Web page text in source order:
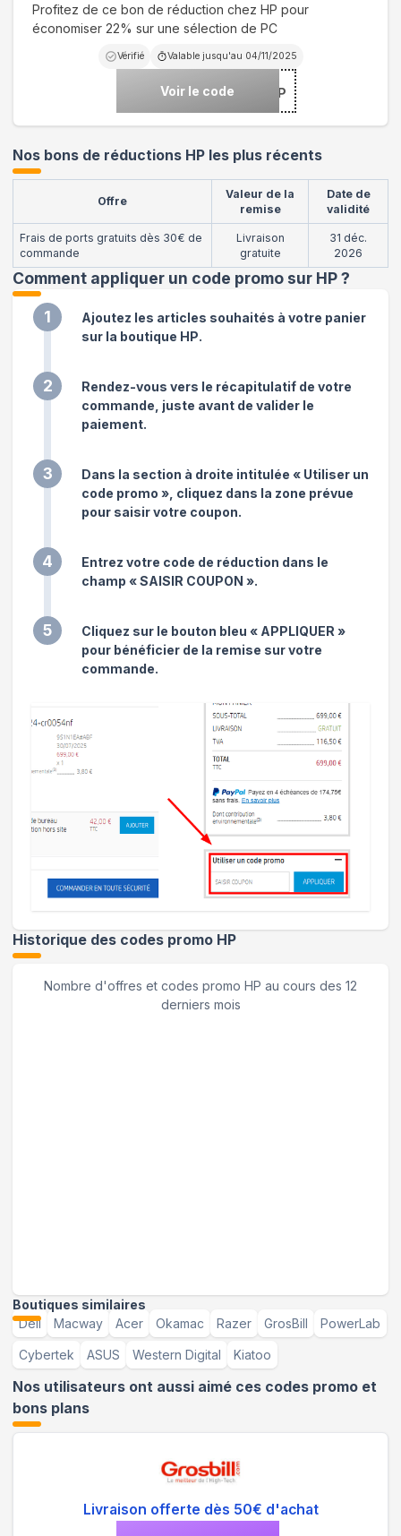
Profitez de ce bon de réduction chez HP pour
économiser 22% sur une sélection de PC
Vérifié Valable jusqu'au 04/11/2025
Voir le code***25HP
Nos bons de réductions HP les plus récents
Offre
Valeur de la
remise
Date de
validité
Frais de ports gratuits dès 30€ de
commande
Livraison
gratuite
31 déc.
2026
Comment appliquer un code promo sur HP?
1
Ajoutez les articles souhaités à votre panier
sur la boutique HP.
2
Rendez-vous vers le récapitulatif de votre
commande, juste avant de valider le
paiement.
3
Dans la section à droite intitulée « Utiliser un
code promo », cliquez dans la zone prévue
pour saisir votre coupon.
4
Entrez votre code de réduction dans le
champ « SAISIR COUPON ».
5
Cliquez sur le bouton bleu « APPLIQUER »
pour bénéficier de la remise sur votre
commande.
Historique des codes promo HP
Nombre d'offres et codes promo HP au cours des 12
derniers mois
Boutiques similaires
Dell
Macway Acer Okamac Razer GrosBill PowerLab
Cybertek ASUS Western Digital Kiatoo
Nos utilisateurs ont aussi aimé ces codes promo et
bons plans
Livraison offerte dès 50€ d'achat